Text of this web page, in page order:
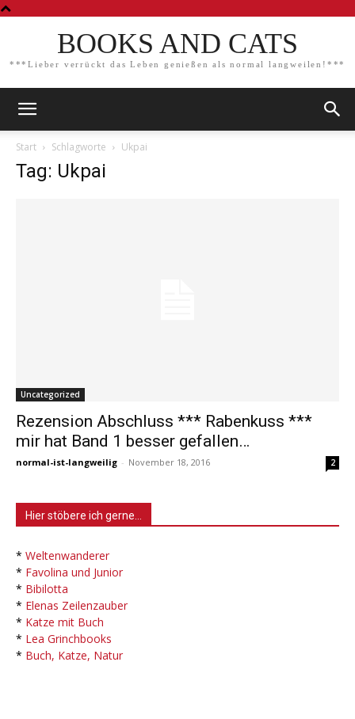
BOOKS AND CATS
***Lieber verrückt das Leben genießen als normal langweilen!***
Start Schlagworte Ukpai
Tag: Ukpai
Uncategorized
Rezension Abschluss *** Rabenkuss ***
mir hat Band 1 besser gefallen…
normal-ist-langweilig - November 18, 2016 2
Hier stöbere ich gerne…
* Weltenwanderer
* Favolina und Junior
* Bibilotta
* Elenas Zeilenzauber
* Katze mit Buch
* Lea Grinchbooks
* Buch, Katze, Natur